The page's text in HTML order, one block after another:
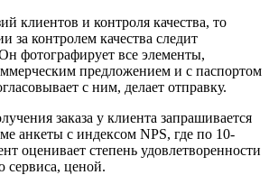
клиентов и контроля качества, то
за контролем качества следит
фотографирует все элементы,
предложением и с паспортом
с ним, делает отправку.
заказа у клиента запрашивается
анкеты с индексом NPS, где по 10-
оценивает степень удовлетворенности
сервиса, ценой.